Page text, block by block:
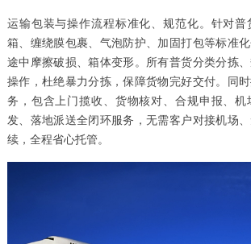
运输包装与操作流程标准化、规范化。针对普
箱、缠绕膜包裹、气泡防护、加固打包等标准
途中摩擦破损、箱体变形。所有普货分类分拣
操作，杜绝暴力分拣，保障货物完好交付。同
务，包含上门揽收、货物核对、合规申报、机
发、落地派送全闭环服务，无需客户对接机场
续，全程省心托管。